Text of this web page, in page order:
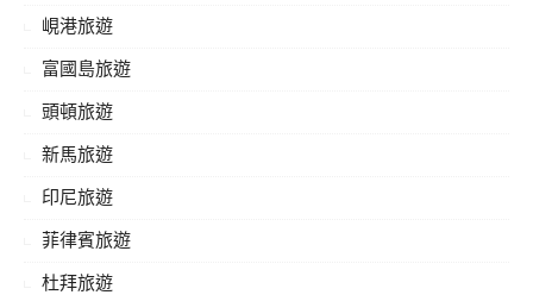
峴港旅遊
富國島旅遊
頭頓旅遊
新馬旅遊
印尼旅遊
菲律賓旅遊
杜拜旅遊